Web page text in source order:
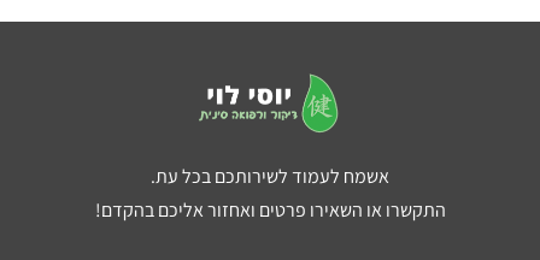
אשמח לעמוד לשירותכם בכל עת.
התקשרו או השאירו פרטים ואחזור אליכם בהקדם!